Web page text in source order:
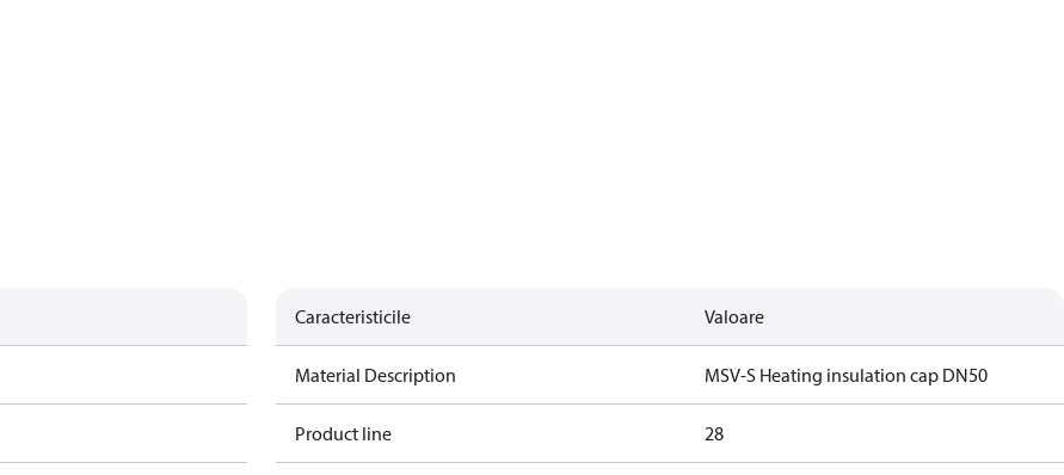
Caracteristicile Valoare
Material Description MSV-S Heating insulation cap DN50
Product line 28